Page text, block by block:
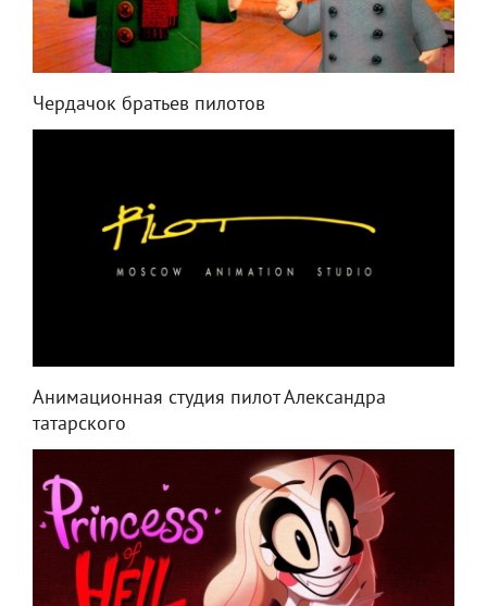
Чердачок братьев пилотов
Анимационная студия пилот Александра
татарского